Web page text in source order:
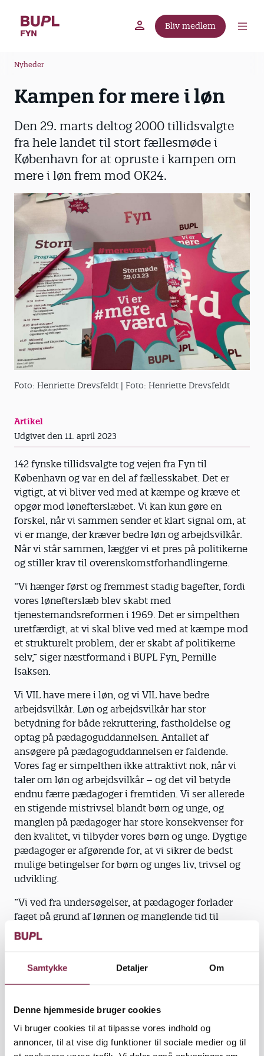
Samtykke Detaljer Om
Denne hjemmeside bruger cookies
Vi bruger cookies til at tilpasse vores indhold og
annoncer, til at vise dig funktioner til sociale medier og til
Bliv medlem
Nyheder
Kampen for mere i løn
Den 29. marts deltog 2000 tillidsvalgte
fra hele landet til stort fællesmøde i
København for at opruste i kampen om
mere i løn frem mod OK24.
Foto: Henriette Drevsfeldt | Foto: Henriette Drevsfeldt
Artikel
Udgivet den 11. april 2023
142 fynske tillidsvalgte tog vejen fra Fyn til
København og var en del af fællesskabet. Det er
vigtigt, at vi bliver ved med at kæmpe og kræve et
opgør mod lønefterslæbet. Vi kan kun gøre en
forskel, når vi sammen sender et klart signal om, at
vi er mange, der kræver bedre løn og arbejdsvilkår.
Når vi står sammen, lægger vi et pres på politikerne
og stiller krav til overenskomstforhandlingerne.
”Vi hænger først og fremmest stadig bagefter, fordi
vores lønefterslæb blev skabt med
tjenestemandsreformen i 1969. Det er simpelthen
uretfærdigt, at vi skal blive ved med at kæmpe mod
et strukturelt problem, der er skabt af politikerne
selv,” siger næstformand i BUPL Fyn, Pernille
Isaksen.
Vi VIL have mere i løn, og vi VIL have bedre
arbejdsvilkår. Løn og arbejdsvilkår har stor
betydning for både rekruttering, fastholdelse og
optag på pædagoguddannelsen. Antallet af
ansøgere på pædagoguddannelsen er faldende.
Vores fag er simpelthen ikke attraktivt nok, når vi
taler om løn og arbejdsvilkår – og det vil betyde
endnu færre pædagoger i fremtiden. Vi ser allerede
en stigende mistrivsel blandt børn og unge, og
manglen på pædagoger har store konsekvenser for
den kvalitet, vi tilbyder vores børn og unge. Dygtige
pædagoger er afgørende for, at vi sikrer de bedst
mulige betingelser for børn og unges liv, trivsel og
udvikling.
”Vi ved fra undersøgelser, at pædagoger forlader
faget på grund af lønnen og manglende tid til
faglighed. Tid til faglighed har afgørende betydning
forberedelse af kvalificerede pædagogiske
indsatser,” siger næstformanden.
Fastholdelse og rekruttering
Pædagoger tjener mindst af alle offentligt ansatte
med en mellemlang videregående uddannelse, I
gennemsnit tjener pædagoger 4.000 kr. mindre om